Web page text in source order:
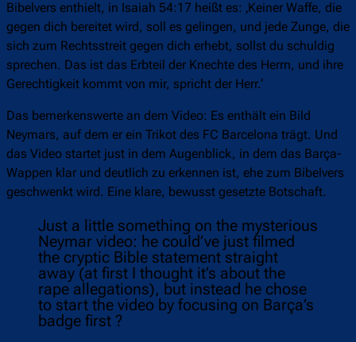
Bibelvers enthielt, in Isaiah 54:17 heißt es: ‚Keiner Waffe, die
gegen dich bereitet wird, soll es gelingen, und jede Zunge, die
sich zum Rechtsstreit gegen dich erhebt, sollst du schuldig
sprechen. Das ist das Erbteil der Knechte des Herrn, und ihre
Gerechtigkeit kommt von mir, spricht der Herr.‘
Das bemerkenswerte an dem Video: Es enthält ein Bild
Neymars, auf dem er ein Trikot des FC Barcelona trägt. Und
das Video startet just in dem Augenblick, in dem das Barça-
Wappen klar und deutlich zu erkennen ist, ehe zum Bibelvers
geschwenkt wird. Eine klare, bewusst gesetzte Botschaft.
Just a little something on the mysterious
Neymar video: he could’ve just filmed
the cryptic Bible statement straight
away (at first I thought it’s about the
rape allegations), but instead he chose
to start the video by focusing on Barça’s
badge first ?